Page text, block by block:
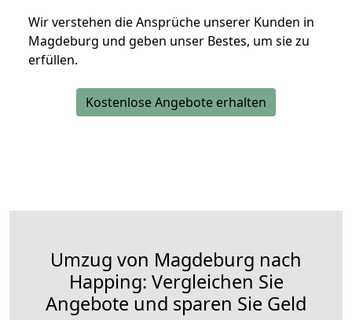
Wir verstehen die Ansprüche unserer Kunden in
Magdeburg und geben unser Bestes, um sie zu
erfüllen.
Kostenlose Angebote erhalten
Umzug von Magdeburg nach
Happing: Vergleichen Sie
Angebote und sparen Sie Geld